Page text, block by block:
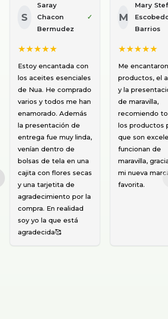
Alfio
Pinasco
Carella
★★★★★
Les compro
siempre dos
tipos de
aceites
esenciales que
me ayudan, en
el animo, en la
piel y en el
cabello. Son
de trato muy
cordial y
responsable.
También estoy
probando el
Bálsamo del
Diana
Huamancha
Ledesma
★★★★★
El aceite de
Argán y aceite
esencial de
Geranio, me
están ayudando
manchitas del
acné, ahora
empezando con
el de Rosa